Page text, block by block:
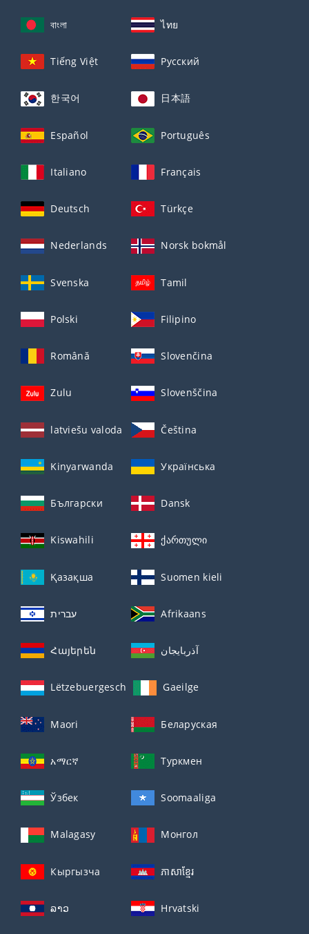
বাংলা ไทย
Tiếng Việt Русский
한국어 日本語
Español Português
Italiano Français
Deutsch Türkçe
Nederlands Norsk bokmål
Svenska Tamil
Polski Filipino
Română Slovenčina
Zulu Slovenščina
latviešu valoda Čeština
Kinyarwanda Українська
Български Dansk
Kiswahili ქართული
Қазақша Suomen kieli
עברית Afrikaans
Հայերեն آذربايجان
Lëtzebuergesch Gaeilge
Maori Беларуская
አማርኛ Туркмен
Ўзбек Soomaaliga
Malagasy Монгол
Кыргызча ភាសាខ្មែរ
ລາວ Hrvatski